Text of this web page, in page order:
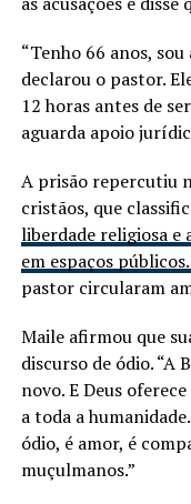
“Tenho 66 anos,
declarou o pastor.
12 horas antes de
aguarda apoio
A prisão repercutiu
cristãos, que
liberdade religiosa e
em espaços públicos.
pastor circularam
Maile afirmou que
discurso de ódio. “A
novo. E Deus
a toda a
ódio, é amor, é
muçulmanos.”